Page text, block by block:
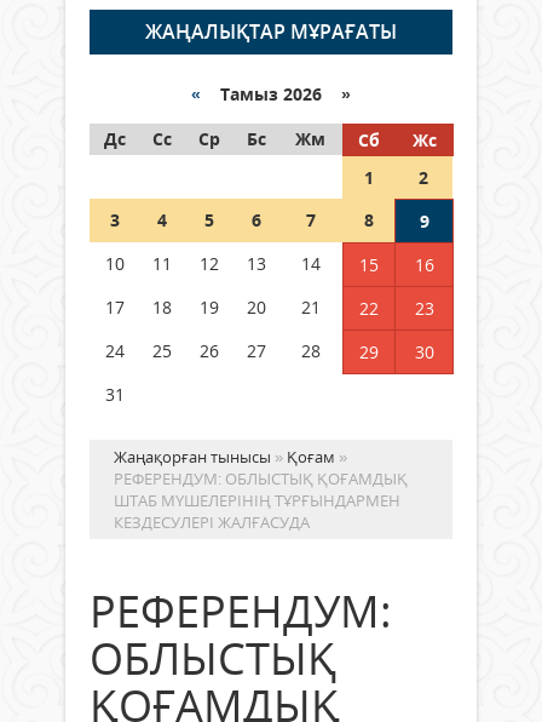
06 тамыз 2026 ж. 276
граждане Казахстана,
05 тамыз 2026 ж. 158
Шетелде жүрген Қазақстан
азаматтары қалай дауыс бере
ЖАҢАЛЫҚТАР МҰРАҒАТЫ
« Тамыз 2026 »
Дс
Сс Ср Бс Жм Сб
Жс
1
2
3
4 5 6 7 8
9
10
11 12 13 14 15
16
17
18 19 20 21 22
23
24
25 26 27 28 29
30
31
Жаңақорған тынысы » Қоғам »
РЕФЕРЕНДУМ: ОБЛЫСТЫҚ ҚОҒАМДЫҚ
ШТАБ МҮШЕЛЕРІНІҢ ТҰРҒЫНДАРМЕН
КЕЗДЕСУЛЕРІ ЖАЛҒАСУДА
РЕФЕРЕНДУМ:
ОБЛЫСТЫҚ
ҚОҒАМДЫҚ